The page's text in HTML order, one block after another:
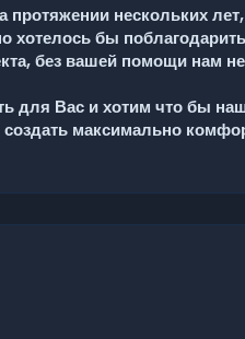
нескольких
хотелось бы
без вашей помощи нам
для Вас и хотим что бы
максимально